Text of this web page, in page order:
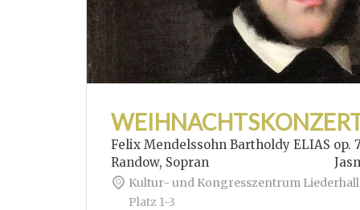
Felix Mendelssohn Bartholdy ELIAS op.
Randow, Sopran Jasmin
Kultur- und Kongresszentrum
Platz 1-3